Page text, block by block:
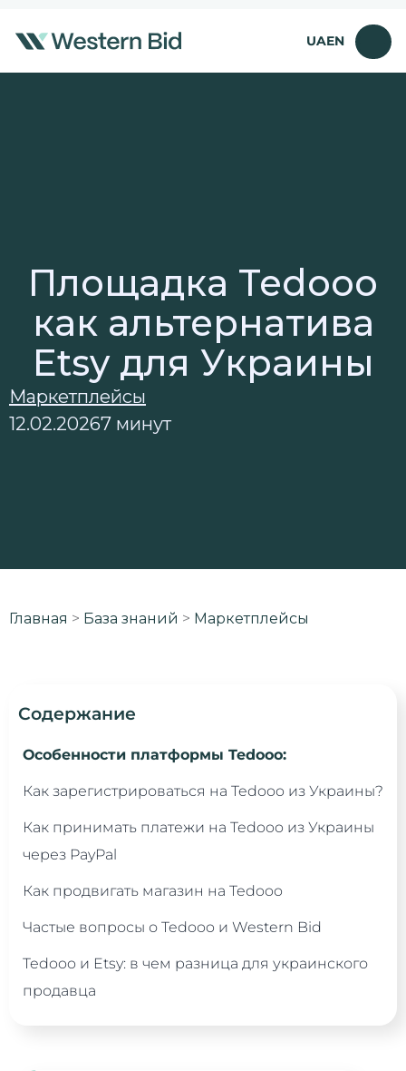
UAEN
Площадка Tedooo
как альтернатива
Etsy для Украины
Маркетплейсы
12.02.20267 минут
Главная > База знаний > Маркетплейсы
Содержание
Особенности платформы Tedooo:
Как зарегистрироваться на Tedooo из Украины?
Как принимать платежи на Tedooo из Украины
через PayPal
Как продвигать магазин на Tedooo
Частые вопросы о Tedooo и Western Bid
Tedooo и Etsy: в чем разница для украинского
продавца